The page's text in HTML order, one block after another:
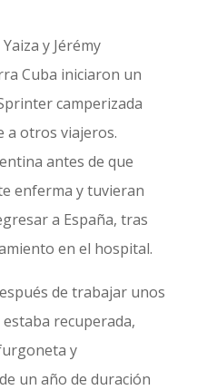
y Jérémy
Cuba iniciaron un
camperizada
a otros viajeros.
antes de que
enferma y tuvieran
a España, tras
en el hospital.
de trabajar unos
estaba recuperada,
y
un año de duración